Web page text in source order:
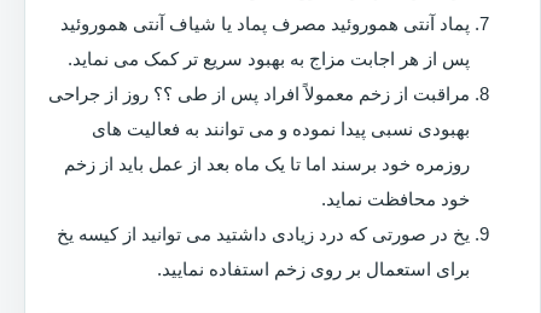
پماد آنتی هموروئید مصرف پماد یا شیاف آنتی هموروئید
پس از هر اجابت مزاج به بهبود سریع تر کمک می نماید.
مراقبت از زخم معمولاً افراد پس از طی ؟؟ روز از جراحی
بهبودی نسبی پیدا نموده و می توانند به فعالیت های
روزمره خود برسند اما تا یک ماه بعد از عمل باید از زخم
خود محافظت نماید.
یخ در صورتی که درد زیادی داشتید می توانید از کیسه یخ
برای استعمال بر روی زخم استفاده نمایید.